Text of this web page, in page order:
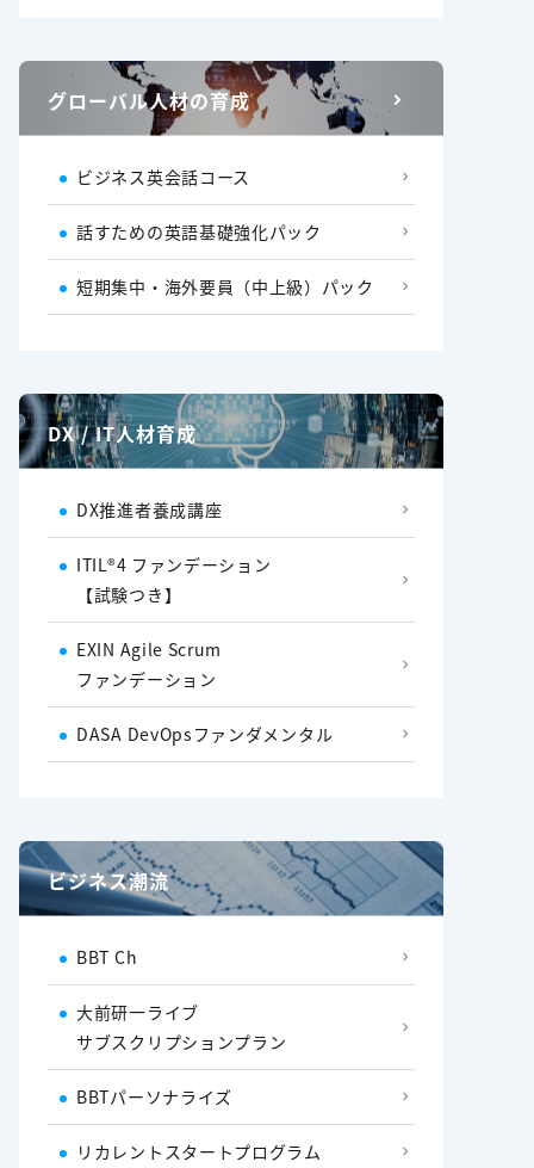
グローバル人材の育成
ビジネス英会話コース
話すための英語基礎強化パック
短期集中・海外要員（中上級）パック
DX / IT人材育成
DX推進者養成講座
ITIL®4 ファンデーション
【試験つき】
EXIN Agile Scrum
ファンデーション
DASA DevOpsファンダメンタル
ビジネス潮流
BBT Ch
大前研一ライブ
サブスクリプションプラン
BBTパーソナライズ
リカレントスタートプログラム